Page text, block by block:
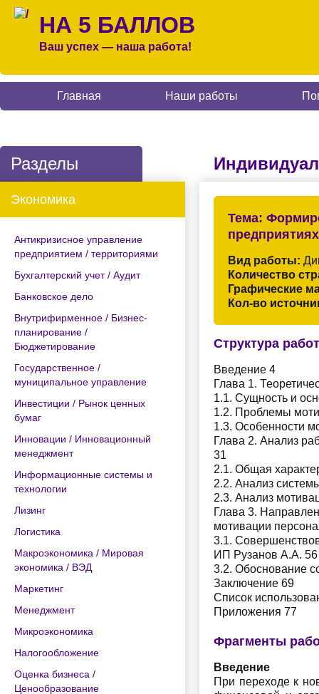
НА 5 БАЛЛОВ
Ваш успех — наша работа!
Главная Наши работы
Разделы
Экономика
Антикризисное управление
предприятием / территориями
Бухгалтерский учет / Аудит
Банковское дело
Внутрифирменное / Бизнес-
планирование /
Бюджетирование
Государственное /
муниципальное управление
Инвестиции / Рынок ценных
бумаг
Инновации / Инновационный
менеджмент
Информационные системы и
технологии
Лизинг
Логистика
Макроэкономика / Мировая
экономика / ВЭД
Маркетинг
Менеджмент
Микроэкономика
Налогообложение
Оценка бизнеса /
Ценообразование
Тема:
Вид работы:
Количество
Графические
Кол-во
Структура
Введение 4
Глава 1.
1.1. Сущность и
1.2. Проблемы
1.3. Особенности
Глава 2. Анализ
31
2.1. Общая
2.2. Анализ
2.3. Анализ
Глава 3.
мотивации
3.1.
ИП Рузанов А.А. 56
3.2. Обоснование
Заключение 69
Список
Приложения 77
Фрагменты
Введение
При переходе к